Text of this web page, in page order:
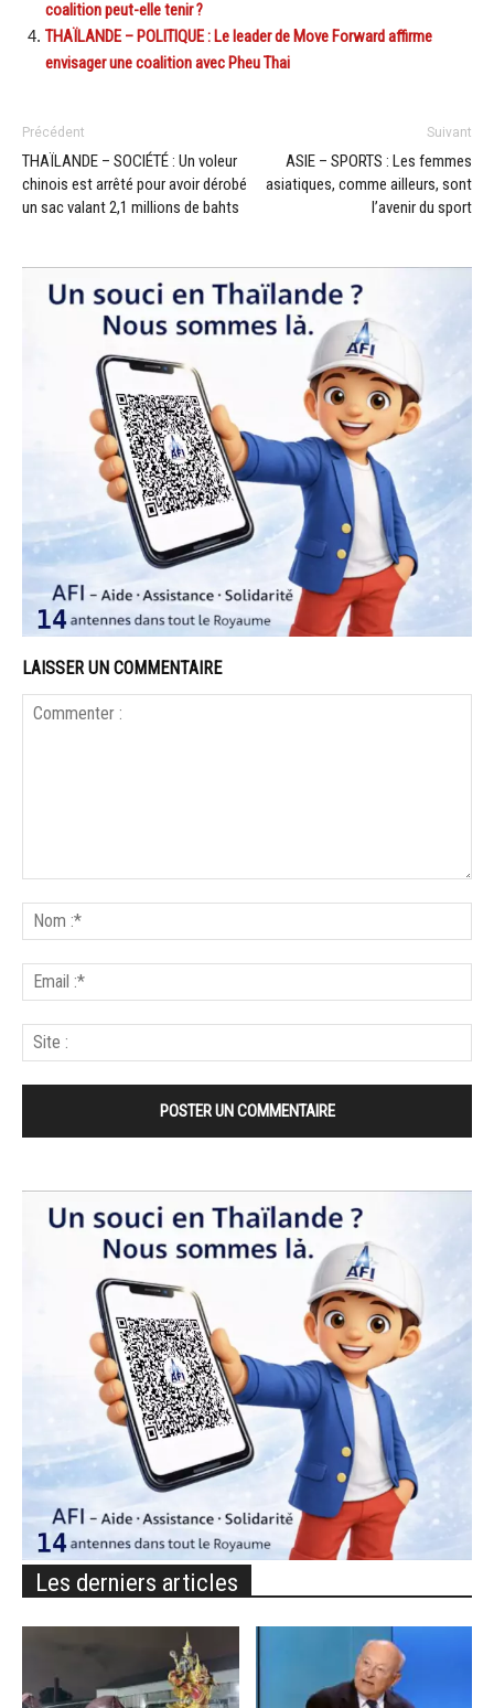
coalition peut-elle tenir ?
THAÏLANDE – POLITIQUE : Le leader de Move Forward affirme
envisager une coalition avec Pheu Thai
Précédent
THAÏLANDE – SOCIÉTÉ : Un voleur
chinois est arrêté pour avoir dérobé
un sac valant 2,1 millions de bahts
Suivant
ASIE – SPORTS : Les femmes
asiatiques, comme ailleurs, sont
l’avenir du sport
LAISSER UN COMMENTAIRE
Les derniers articles